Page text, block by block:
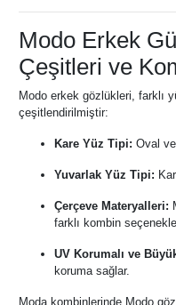
Modo Erkek
Çeşitleri ve
Modo erkek gözlükleri, farklı
çeşitlendirilmiştir:
Kare Yüz Tipi: Oval
Yuvarlak Yüz Tipi:
Çerçeve Materyalleri:
farklı kombin
UV Korumalı ve
koruma sağlar.
Moda kombinlerinde Modo